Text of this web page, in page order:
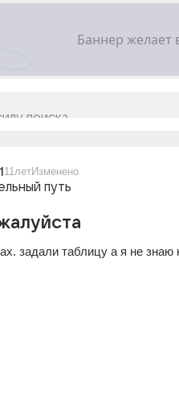
11летИзменено
путь
задали таблицу а я не